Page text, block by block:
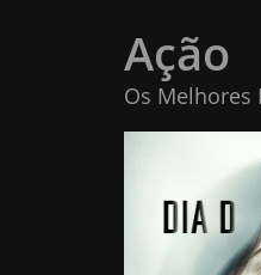
Ação
Os Melhores